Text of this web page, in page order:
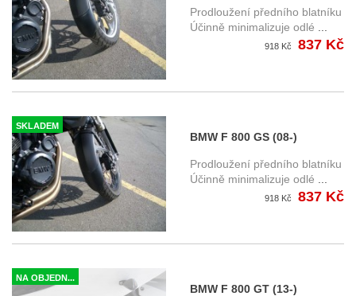
prodloužení předního
blatníku
Prodloužení předního blatníku
Účinně minimalizuje odlé
918 Kč 837 Kč
SKLADEM
BMW F 800 GS (08-)
prodloužení předního
blatníku
Prodloužení předního blatníku
Účinně minimalizuje odlé
918 Kč 837 Kč
NA OBJEDN...
BMW F 800 GT (13-)